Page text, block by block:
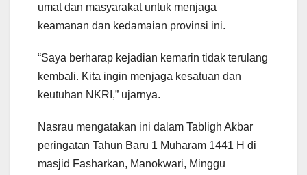
umat dan masyarakat untuk menjaga
keamanan dan kedamaian provinsi ini.
“Saya berharap kejadian kemarin tidak terulang
kembali. Kita ingin menjaga kesatuan dan
keutuhan NKRI,” ujarnya.
Nasrau mengatakan ini dalam Tabligh Akbar
peringatan Tahun Baru 1 Muharam 1441 H di
masjid Fasharkan, Manokwari, Minggu